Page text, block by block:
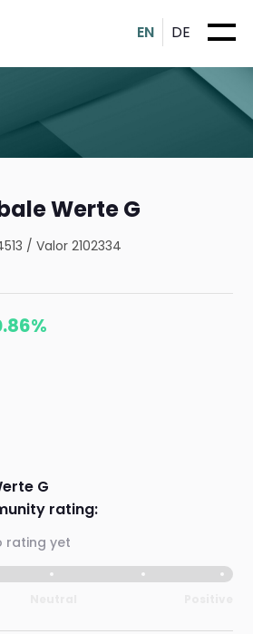
EN DE
Werte G
/Valor 2102334
G
rating:
rating yet